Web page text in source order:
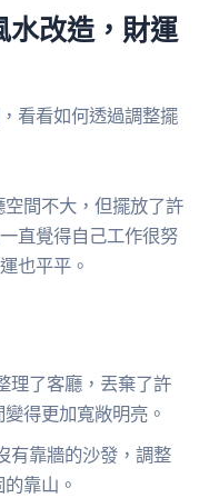
水改造，財運
看看如何透過調整擺
間不大，但擺放了許
直覺得自己工作很努
也平平。
理了客廳，丟棄了許
得更加寬敞明亮。
有靠牆的沙發，調整
靠山。